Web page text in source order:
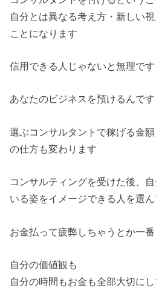
自分とは異なる考え方・新しい
ことになります
信用できる人じゃないと無理です
あなたのビジネスを預けるんです
選ぶコンサルタントで稼げる金
の仕方も変わります
コンサルティングを受けた後、
いる姿をイメージできる人を選ん
お金払って疲弊しちゃうとか一
自分の価値観も
自分の時間もお金も全部大切に